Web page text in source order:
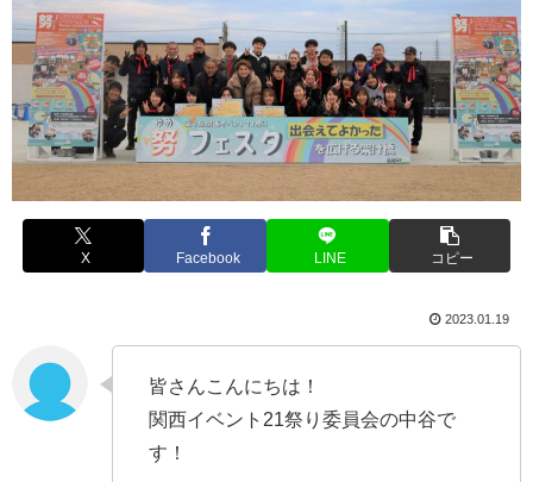
X Facebook LINE コピー
2023.01.19
皆さんこんにちは！
関西イベント21祭り委員会の中谷で
す！